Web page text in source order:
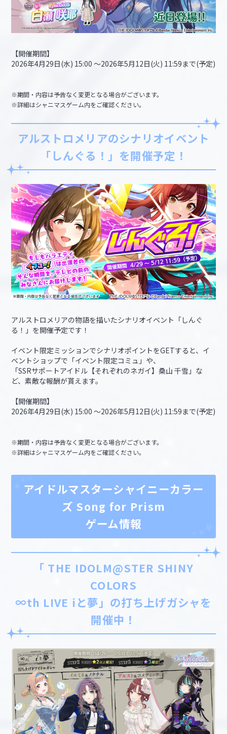
【開催期間】
2026年4月29日(水) 15:00 ～2026年5月12日(火) 11:59まで(予定)
※期間・内容は予告なく変更となる場合がございます。
※詳細はシャニマスゲーム内をご確認ください。
アルストロメリアのシナリオイベント
「しんぐる！」を開催予定！
アルストロメリアの物語を描いたシナリオイベント「しんぐ
る！」を開催予定です！
イベント限定ミッションでシナリオポイントをGETすると、イ
ベントショップで「イベント限定コミュ」や、
「SSRサポートアイドル【それぞれのネガイ】桑山 千雪」な
ど、素敵な報酬が貰えます。
【開催期間】
2026年4月29日(水) 15:00 ～2026年5月12日(火) 11:59まで(予定)
※期間・内容は予告なく変更となる場合がございます。
※詳細はシャニマスゲーム内をご確認ください。
アイドルマスターシャイニーカラー
ズ Song for Prism
ゲーム情報
「 THE IDOLM@STER SHINY
COLORS
∞th LIVE iと夢」の打ち上げガシャを
開催中！